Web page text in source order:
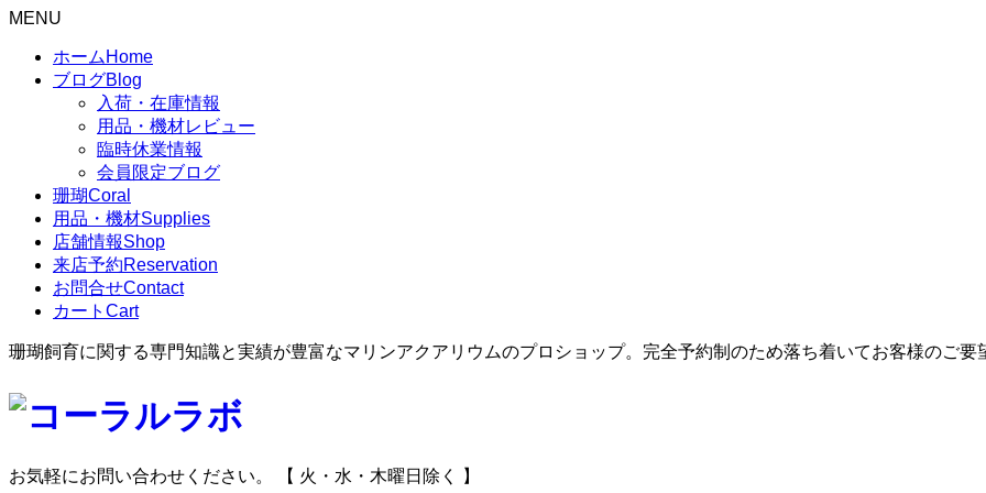
MENU
ホーム Home
ブログBlog
入荷・在庫情報
用品・機材レビュー
臨時休業情報
会員限定ブログ
珊瑚Coral
用品・機材Supplies
店舗情報Shop
来店予約Reservation
お問合せContact
カート Cart
珊瑚飼育に関する専門知識と実績が豊富なマリンアクアリウムのプロショップ。完全予約制のため落ち着いてお客様のご要
お気軽にお問い合わせください。 【 火・水・木曜日除く 】